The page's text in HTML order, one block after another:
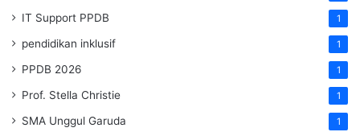
IT Support PPDB 1
pendidikan inklusif 1
PPDB 2026 1
Prof. Stella Christie 1
SMA Unggul Garuda 1